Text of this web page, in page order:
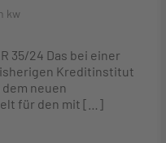
kw
35/24 Das bei einer
Kreditinstitut
neuen
für den mit […]